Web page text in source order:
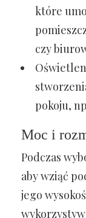
które
czy
pokoju,
Moc i
Podczas
aby wziąć
jego